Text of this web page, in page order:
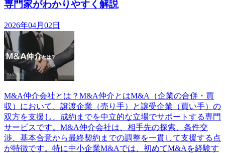
専門家がわかりやすく解説
2026年04月02日
M&A仲介会社とは？M&A仲介とはM&A（企業の合併・買
収）において、譲渡企業（売り手）と譲受企業（買い手）の
双方を支援し、成約までを中立的な立場でサポートする専門
サービスです。M&A仲介会社は、相手先の探索、条件交
渉、基本合意から最終契約までの調整を一貫して支援する点
が特徴です。特に中小企業M&Aでは、初めてM&Aを経験す